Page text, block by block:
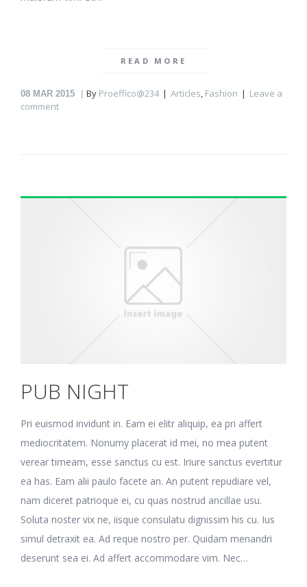
READ MORE
08 MAR 2015 By Proeffico@234 Articles Fashion
Leave a
comment
PUB NIGHT
Pri euismod invidunt in. Eam ei elitr aliquip, ea pri affert
mediocritatem. Nonumy placerat id mei, no mea putent
verear timeam, esse sanctus cu est. Iriure sanctus evertitur
ea has. Eam alii paulo facete an. An putent repudiare vel,
nam diceret patrioque ei, cu quas nostrud ancillae usu.
Soluta noster vix ne, iisque consulatu dignissim his cu. Ius
simul detraxit ea. Ad reque nostro per. Quidam menandri
deserunt sea ei. Ad affert accommodare vim. Nec…